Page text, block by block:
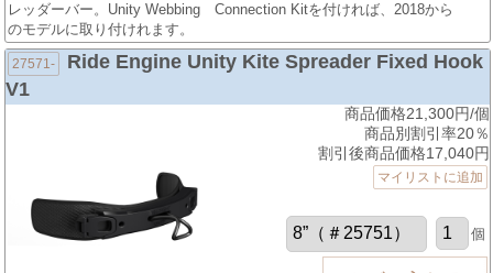
レッダーバー。Unity Webbing Connection Kitを付ければ、2018から
のモデルに取り付けれます。
27571-
Ride Engine Unity Kite Spreader Fixed Hook
V1
商品価格21,300円/個
商品別割引率20％
割引後商品価格17,040円
マイリストに追加
個